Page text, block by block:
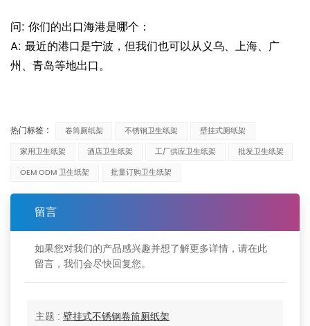
问: 你们的出口海港是哪个：
A: 最近的港口是宁波，但我们也可以从义乌、上海、广
州、青岛等地出口。
热门标签 : 卷筒厕纸架 不锈钢卫生纸架
壁挂式厕纸架
家用卫生纸架
酒店卫生纸架 工厂供应卫生纸架
批发卫生纸架
OEM ODM 卫生纸架
批量订购卫生纸架
留言
如果您对我们的产品感兴趣并想了解更多详情，请在此
留言，我们会尽快回复您。
主题 : 壁挂式不锈钢卷筒厕纸架